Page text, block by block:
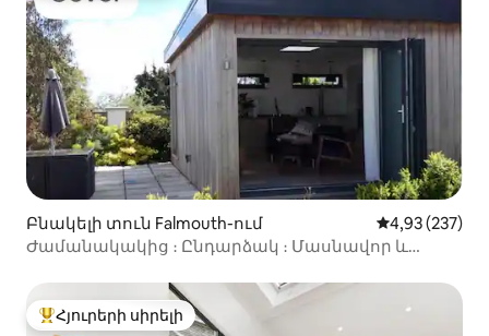
Բնակելի տուն Falmouth-ում Միջին
4,93 (237)
Ժամանակակից ։ Ընդարձակ ։ Մասնավոր և
Հյուրերի սիրելի լավագույն տները
Հյուրերի սիրելի